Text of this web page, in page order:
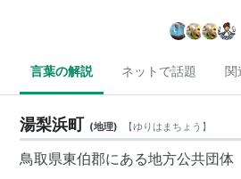
言葉の解説 ネットで話題 関
湯梨浜町 (地理) 【ゆりはまちょう 】
鳥取県東伯郡にある地方公共団体